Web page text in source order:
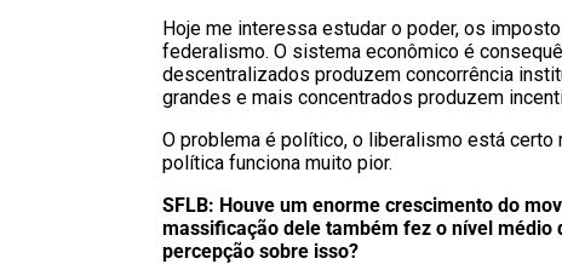
Hoje me interessa estudar o poder, os
federalismo. O sistema econômico é
descentralizados produzem concorrência
grandes e mais concentrados produzem
O problema é político, o liberalismo está certo
política funciona muito pior.
SFLB: Houve um enorme crescimento do
massificação dele também fez o nível
percepção sobre isso?